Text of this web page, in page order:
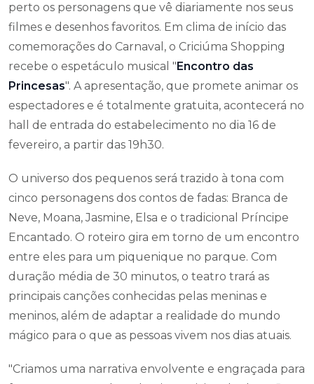
perto os personagens que vê diariamente nos seus
filmes e desenhos favoritos. Em clima de início das
comemorações do Carnaval, o Criciúma Shopping
recebe o espetáculo musical "Encontro das
Princesas". A apresentação, que promete animar os
espectadores e é totalmente gratuita, acontecerá no
hall de entrada do estabelecimento no dia 16 de
fevereiro, a partir das 19h30.
O universo dos pequenos será trazido à tona com
cinco personagens dos contos de fadas: Branca de
Neve, Moana, Jasmine, Elsa e o tradicional Príncipe
Encantado. O roteiro gira em torno de um encontro
entre eles para um piquenique no parque. Com
duração média de 30 minutos, o teatro trará as
principais canções conhecidas pelas meninas e
meninos, além de adaptar a realidade do mundo
mágico para o que as pessoas vivem nos dias atuais.
"Criamos uma narrativa envolvente e engraçada para